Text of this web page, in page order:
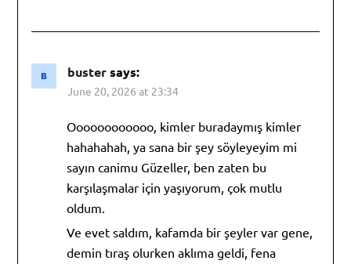
buster says:
June 20, 2026 at 23:34
Oooooooooooo, kimler buradaymış kimler
hahahahah, ya sana bir şey söyleyeyim mi
sayın canimu Güzeller, ben zaten bu
karşılaşmalar için yaşıyorum, çok mutlu
oldum.
Ve evet saldım, kafamda bir şeyler var gene,
demin tıraş olurken aklıma geldi, fena